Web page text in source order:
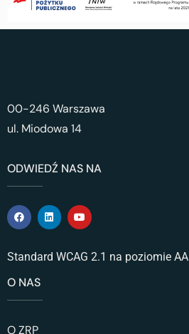
00-246 Warszawa
ul. Miodowa 14
ODWIEDŹ NAS NA
Standard WCAG 2.1 na poziomie AA
O NAS
O ZRP